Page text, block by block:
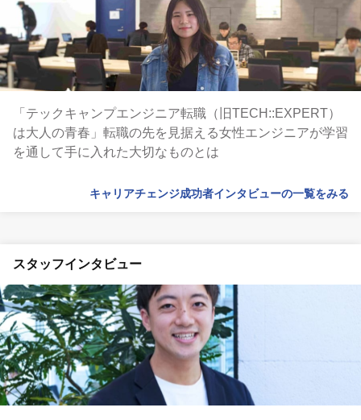
「テックキャンプエンジニア転職（旧TECH::EXPERT）
は大人の青春」転職の先を見据える女性エンジニアが学習
を通して手に入れた大切なものとは
キャリアチェンジ成功者インタビューの一覧をみる
スタッフインタビュー